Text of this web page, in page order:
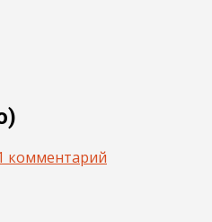
комментарий